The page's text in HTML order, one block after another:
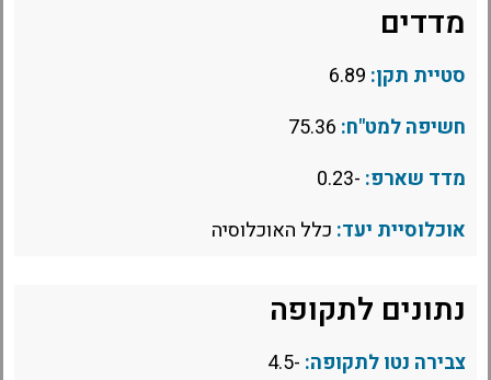
מדדים
סטיית תקן:
חשיפה למט"ח:
מדד שארפ: -0.23
אוכלוסיית יעד: כלל האוכלוסיה
נתונים לתקופה
צבירה נטו לתקופה: -4.5